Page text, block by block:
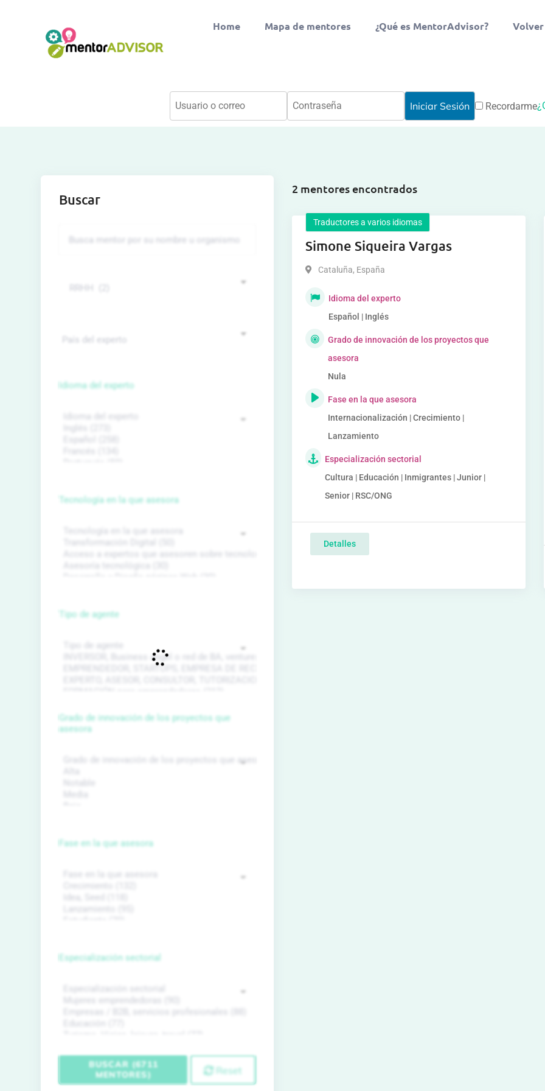
Home Mapa de mentores ¿Qué es MentorAdvisor?
Recordarme
2 mentores encontrados
Traductores a varios idiomas
Simone Siqueira Vargas
Cataluña, España
Idioma del experto
Español | Inglés
Grado de innovación de los proyectos que
asesora
Nula
Fase en la que asesora
Internacionalización | Crecimiento |
Lanzamiento
Especialización sectorial
Cultura | Educación | Inmigrantes | Junior |
Senior | RSC/ONG
Detalles
Buscar
Idioma del experto
Tecnología en la que asesora
Tipo de agente
Grado de innovación de los proyectos que
asesora
Fase en la que asesora
Especialización sectorial
BUSCAR (6711
MENTORES)
Reset